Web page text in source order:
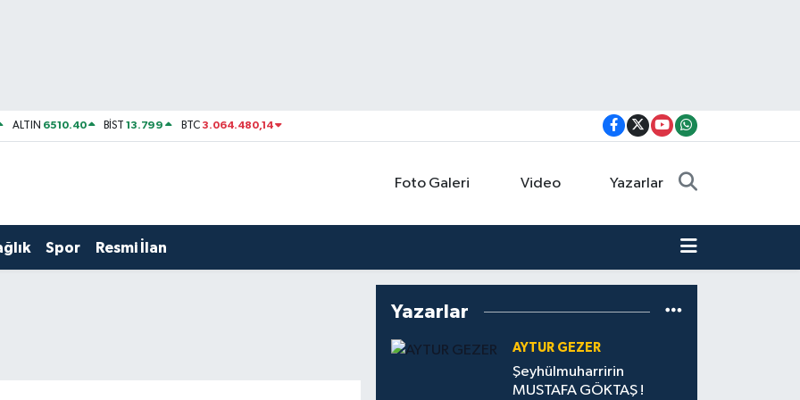
ALTIN 6510.40 BİST13.799 BTC3.064.480,14
Foto Galeri Video Yazarlar
Spor Resmi İlan
Yazarlar
AYTUR GEZER
Şeyhülmuharririn
MUSTAFA GÖKTAŞ !